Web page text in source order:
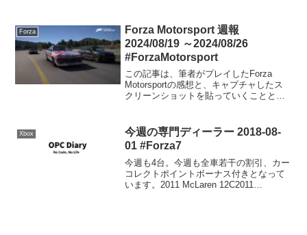
ディーズ曲の忘れられないミックスに...
Forza
Forza Motorsport 週報
2024/08/19 ～2024/08/26
#ForzaMotorsport
この記事は、筆者がプレイしたForza
Motorsportの感想と、キャプチャしたス
クリーンショットを貼っていくことと、
5のForzathon記事と同...
Xbox
今週の専門ディーラー 2018-08-
01 #Forza7
今週も4台。今週も全車若干の割引、カー
コレクトポイントボーナス付きとなって
います。2011 McLaren 12C2011